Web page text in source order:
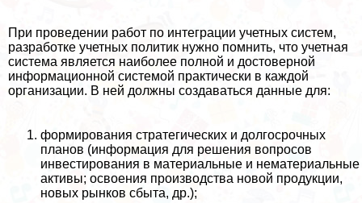
При проведении работ по интеграции учетных систем,
разработке учетных политик нужно помнить, что учетная
система является наиболее полной и достоверной
информационной системой пpaктически в каждой
организации. В ней должны создаваться данные для:
формирования стратегических и долгосрочных
планов (информация для решения вопросов
инвестирования в материальные и нематериальные
активы; освоения производства новой продукции,
новых рынков сбыта, др.);